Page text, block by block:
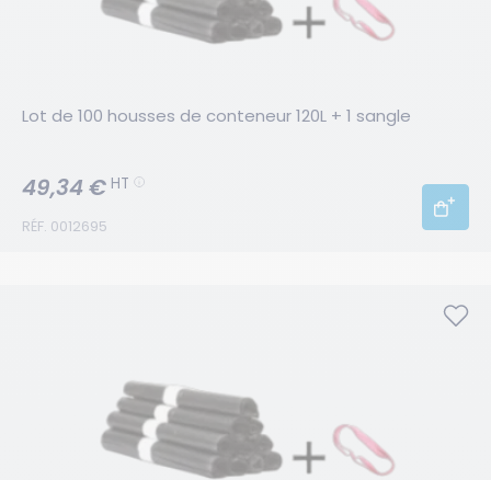
Lot de 100 housses de conteneur 120L + 1 sangle
RÉF. 0012695
49,34 € HT